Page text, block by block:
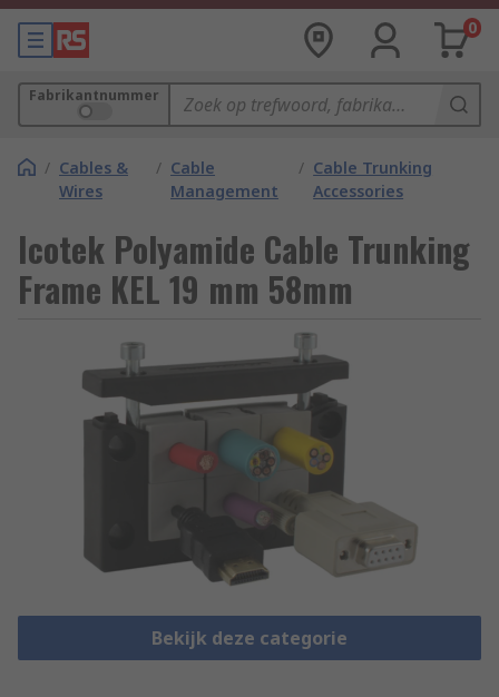
0
Fabrikantnummer
/ Cables &
Wires
/ Cable
Management
/ Cable Trunking
Accessories
Icotek Polyamide Cable Trunking
Frame KEL 19 mm 58mm
Bekijk deze categorie